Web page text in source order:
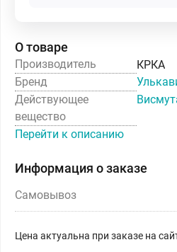
О товаре
Производитель
КРКА
Бренд
Действующее
вещество
Перейти к описанию
Информация о заказе
Самовывоз
Цена актуальна при заказе на